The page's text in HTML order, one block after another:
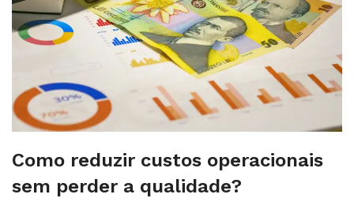
Como reduzir custos operacionais
sem perder a qualidade?